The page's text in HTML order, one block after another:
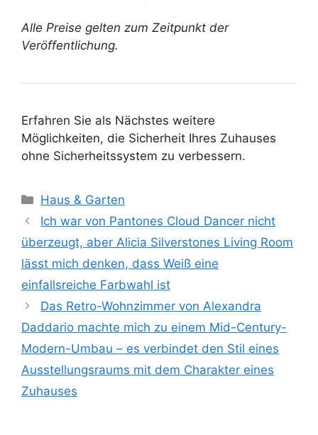
Alle Preise gelten zum Zeitpunkt der
Veröffentlichung.
Erfahren Sie als Nächstes weitere
Möglichkeiten, die Sicherheit Ihres Zuhauses
ohne Sicherheitssystem zu verbessern.
Kategorien
Haus & Garten
Ich war von Pantones Cloud Dancer nicht
überzeugt, aber Alicia Silverstones Living Room
lässt mich denken, dass Weiß eine
einfallsreiche Farbwahl ist
Das Retro-Wohnzimmer von Alexandra
Daddario machte mich zu einem Mid-Century-
Modern-Umbau – es verbindet den Stil eines
Ausstellungsraums mit dem Charakter eines
Zuhauses